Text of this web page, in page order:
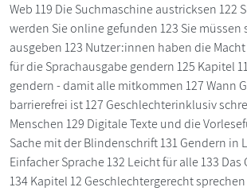
Web 119 Die Suchmaschine austricksen 122
werden Sie online gefunden 123 Sie müssen
ausgeben 123 Nutzer:innen haben die
für die Sprachausgabe gendern 125 Kapitel
gendern - damit alle mitkommen 127 Wann
barrierefrei ist 127 Geschlechterinklusiv
Menschen 129 Digitale Texte und die
Sache mit der Blindenschrift 131 Gendern in
Einfacher Sprache 132 Leicht für alle 133
134 Kapitel 12 Geschlechtergerecht